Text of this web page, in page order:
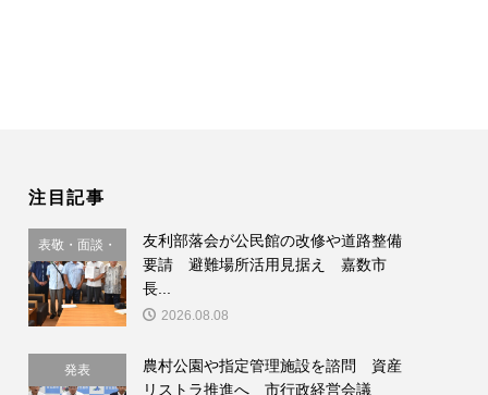
注目記事
表敬・面談・
要請
友利部落会が公民館の改修や道路整備
要請 避難場所活用見据え 嘉数市
長...
2026.08.08
発表
農村公園や指定管理施設を諮問 資産
リストラ推進へ 市行政経営会議